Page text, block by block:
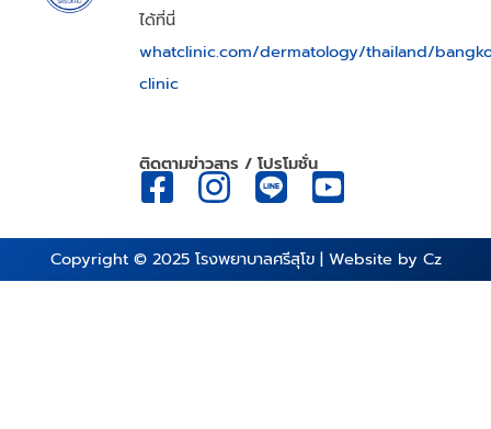
ได้ที่นี่
whatclinic.com/dermatology/thailand/
clinic
ติดตามข่าวสาร / โปรโมชั่น
Copyright © 2025 โรงพยาบาลศรีสุโข| Website by Cz